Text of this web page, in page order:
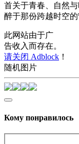
首关于青春、自然
醉于那份跨越时空的
此网站由于广
告收入而存在。
请关闭 Adblock ！
随机图片
Кому понравилось